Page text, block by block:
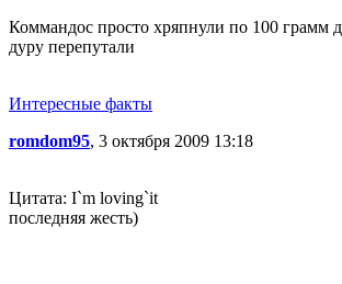
Коммандос просто хряпнули по 100 грамм
дуру перепутали
Интересные факты
romdom95, 3 октября 2009 13:18
Цитата: I`m loving`it
последняя жесть)